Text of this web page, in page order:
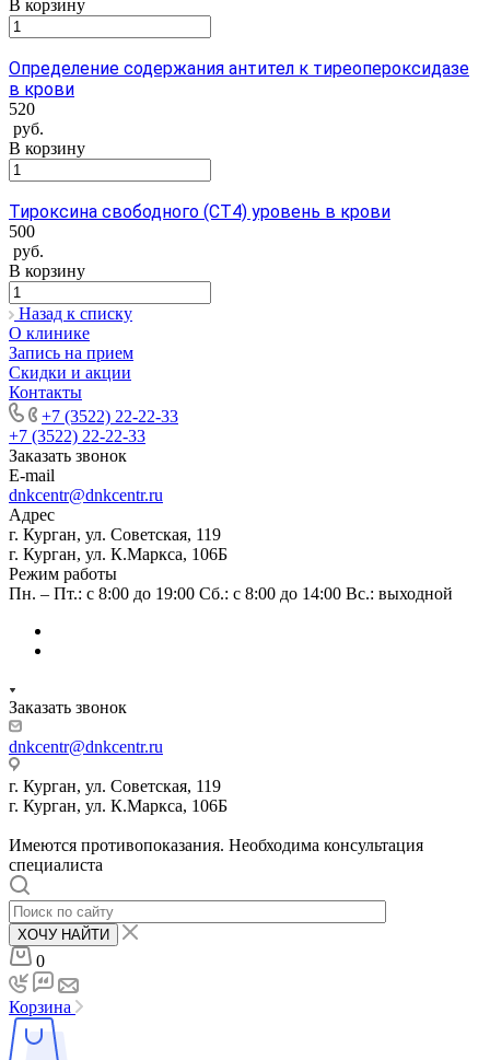
В корзину
Определение содержания антител к тиреопероксидазе
в крови
520
руб.
В корзину
Тироксина свободного (СТ4) уровень в крови
500
руб.
В корзину
Назад к списку
О клинике
Запись на прием
Скидки и акции
Контакты
+7 (3522) 22-22-33
+7 (3522) 22-22-33
Заказать звонок
E-mail
dnkcentr@dnkcentr.ru
Адрес
г. Курган, ул. Советская, 119
г. Курган, ул. К.Маркса, 106Б
Режим работы
Пн. – Пт.: с 8:00 до 19:00 Сб.: с 8:00 до 14:00 Вс.: выходной
Заказать звонок
dnkcentr@dnkcentr.ru
г. Курган, ул. Советская, 119
г. Курган, ул. К.Маркса, 106Б
Имеются противопоказания. Необходима консультация
специалиста
ХОЧУ НАЙТИ
0
Корзина